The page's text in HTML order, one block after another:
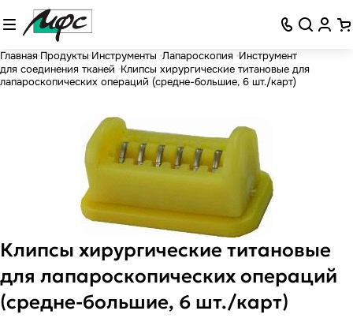
Главная Продукты Инструменты Лапароскопия Инструмент
для соединения тканей Клипсы хирургические титановые для
лапароскопических операций (средне-большие, 6 шт./карт)
Клипсы хирургические титановые
для лапароскопических операций
(средне-большие, 6 шт./карт)